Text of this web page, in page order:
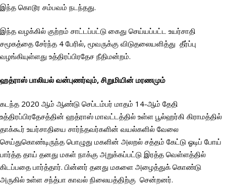
இந்த கொடூர சம்பவம் நடந்தது.
இந்த வழக்கில் குற்றம் சாட்டப்பட்டு கைது செய்யப்பட்ட உயர்சாதி
சமூகத்தை சேர்ந்த 4 பேரில், மூவருக்கு விடுதலையளித்து தீர்ப்பு
வழங்கியுள்ளது உத்திரப்பிரதேச நீதிமன்றம்.
ஹத்ராஸ் பாலியல் வன்புணர்வும், சிறுமியின் மரணமும்
கடந்த 2020 ஆம் ஆண்டு செப்டம்பர் மாதம் 14-ஆம் தேதி
உத்திரப்பிரதேசத்தின் ஹத்ராஸ் மாவட்டத்தில் உள்ள பூல்ஹர்கி கிராமத்தில்
தாக்கூர் உயர்சாதியை சார்ந்தவர்களின் வயல்களில் வேலை
செய்துகொண்டிருந்த பொழுது மகளின் அலறல் சத்தம் கேட்டு ஓடிப் போய்
பார்த்த தாய் தனது மகள் நாக்கு அறுக்கப்பட்டு இரத்த வெள்ளத்தில்
கிடப்பதை பார்த்தார். பின்னர் தனது மகளை அழைத்துக் கொண்டு
அருகில் உள்ள சந்த்பா காவல் நிலையத்திற்கு சென்றனர்.